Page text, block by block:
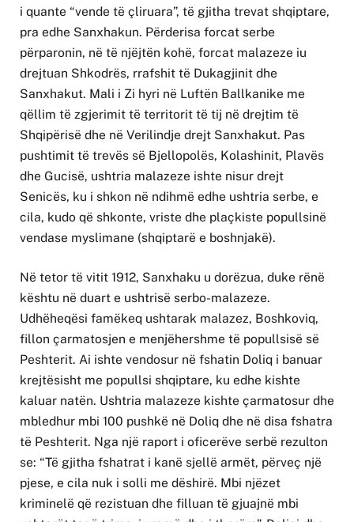
i quante “vende të çliruara”, të gjitha trevat shqiptare,
pra edhe Sanxhakun. Përderisa forcat serbe
përparonin, në të njëjtën kohë, forcat malazeze iu
drejtuan Shkodrës, rrafshit të Dukagjinit dhe
Sanxhakut. Mali i Zi hyri në Luftën Ballkanike me
qëllim të zgjerimit të territorit të tij në drejtim të
Shqipërisë dhe në Verilindje drejt Sanxhakut. Pas
pushtimit të trevës së Bjellopolës, Kolashinit, Plavës
dhe Gucisë, ushtria malazeze ishte nisur drejt
Senicës, ku i shkon në ndihmë edhe ushtria serbe, e
cila, kudo që shkonte, vriste dhe plaçkiste popullsinë
vendase myslimane (shqiptarë e boshnjakë).
Në tetor të vitit 1912, Sanxhaku u dorëzua, duke rënë
kështu në duart e ushtrisë serbo-malazeze.
Udhëheqësi famëkeq ushtarak malazez, Boshkoviq,
fillon çarmatosjen e menjëhershme të popullsisë së
Peshterit. Ai ishte vendosur në fshatin Doliq i banuar
krejtësisht me popullsi shqiptare, ku edhe kishte
kaluar natën. Ushtria malazeze kishte çarmatosur dhe
mbledhur mbi 100 pushkë në Doliq dhe në disa fshatra
të Peshterit. Nga një raport i oficerëve serbë rezulton
se: “Të gjitha fshatrat i kanë sjellë armët, përveç një
pjese, e cila nuk i solli me dëshirë. Mbi njëzet
kriminelë që rezistuan dhe filluan të gjuajnë mbi